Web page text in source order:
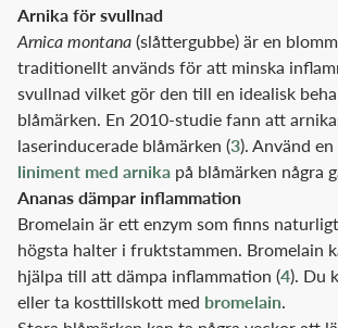
Arnika för svullnad
Arnica montana(slåttergubbe) är en
traditionellt används för att minska
svullnad vilket gör den till en idealisk
blåmärken. En 2010-studie fann att
laserinducerade blåmärken (3). Använd en
liniment med arnika på blåmärken några
Ananas dämpar inflammation
Bromelain är ett enzym som finns
högsta halter i fruktstammen. Bromelain
hjälpa till att dämpa inflammation (4). Du
eller ta kosttillskott med bromelain.